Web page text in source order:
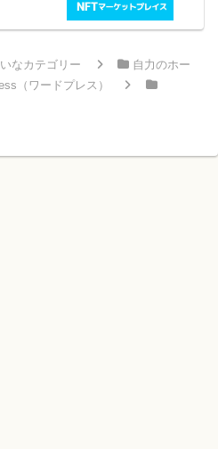
なカテゴリー
自力のホー
（ワードプレス）